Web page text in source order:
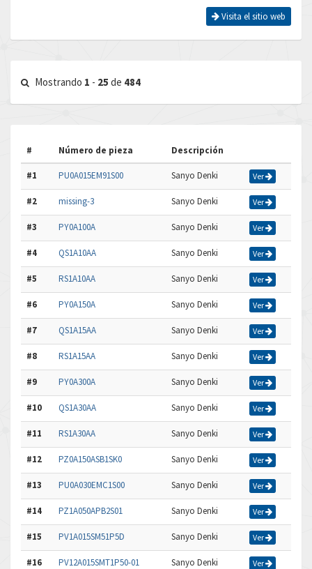
Visita el sitio web
Mostrando 1 - 25 de 484
# Número de pieza Descripción
#1 PU0A015EM91S00 Sanyo Denki Ver
#2 missing-3 Sanyo Denki Ver
#3 PY0A100A Sanyo Denki Ver
#4 QS1A10AA Sanyo Denki Ver
#5 RS1A10AA Sanyo Denki Ver
#6 PY0A150A Sanyo Denki Ver
#7 QS1A15AA Sanyo Denki Ver
#8 RS1A15AA Sanyo Denki Ver
#9 PY0A300A Sanyo Denki Ver
#10 QS1A30AA Sanyo Denki Ver
#11 RS1A30AA Sanyo Denki Ver
#12 PZ0A150ASB1SK0 Sanyo Denki Ver
#13 PU0A030EMC1S00 Sanyo Denki Ver
#14 PZ1A050APB2S01 Sanyo Denki Ver
#15 PV1A015SM51P5D Sanyo Denki Ver
#16 PV12A015SMT1P50-01 Sanyo Denki Ver